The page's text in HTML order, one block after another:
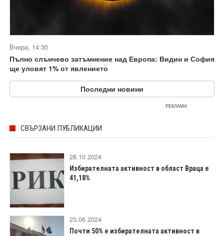
Вчера, 14:30
Пълно слънчево затъмнение над Европа: Видин и София
ще уловят 1% от явлението
Последни новини
РЕКЛАМА
СВЪРЗАНИ ПУБЛИКАЦИИ
28.10.2024
Избирателната активност в област Враца е
41,18%
23.06.2024
Почти 50% е избирателната активност в